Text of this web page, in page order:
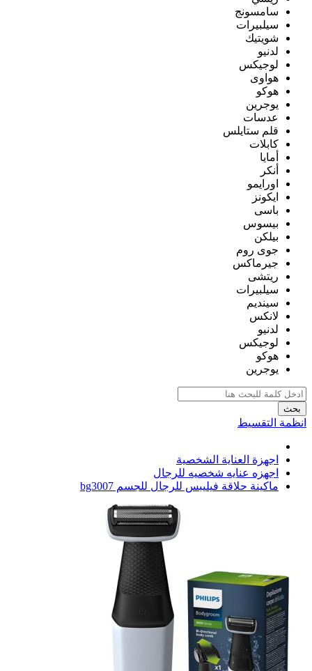
سامسونج
سيلبيرات
شويتيك
لدنيو
لوجيكس
هواوى
هوكو
يوجرين
عدسات
قلم ستايلس
كابلات
أمايا
أنكر
اورايمو
ايكونز
باسى
بيسوس
بيلكن
جوى روم
جيرماكس
ريتشى
سيلبيرات
سينديم
لانكس
لدنيو
لوجيكس
هوكو
يوجرين
بحث
انظمة التقسيط
اجهزة العناية الشخصية
اجهزه عنايه شخصيه للرجال
ماكينة حلاقة فيليبس للرجال للجسم bg3007